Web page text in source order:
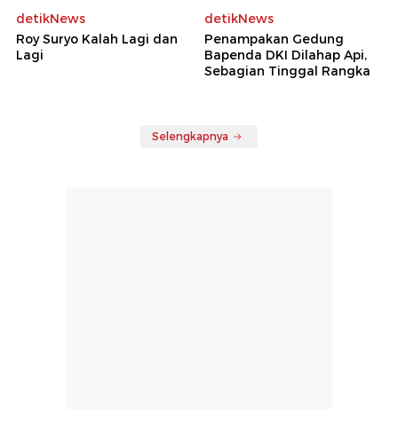
detikNews
Roy Suryo Kalah Lagi dan
Lagi
detikNews
Penampakan Gedung
Bapenda DKI Dilahap Api,
Sebagian Tinggal Rangka
Selengkapnya